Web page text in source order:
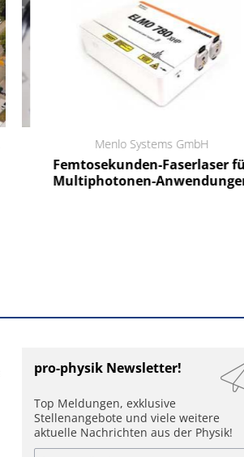
Menlo Systems GmbH
Femtosekunden-Faserlaser für
Multiphotonen-Anwendungen
pro-physik Newsletter!
Top Meldungen, exklusive
Stellenangebote und viele weitere
aktuelle Nachrichten aus der Physik!